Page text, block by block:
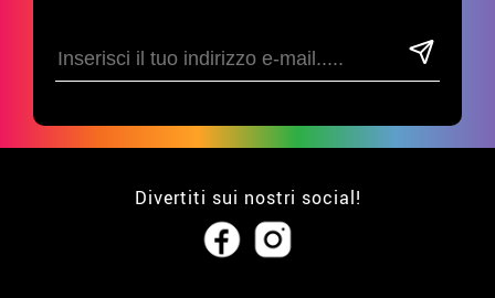
Divertiti sui nostri social!